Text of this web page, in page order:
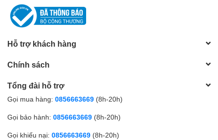
Hỗ trợ khách hàng
Chính sách
Tổng đài hỗ trợ
Gọi mua hàng: 0856663669 (8h-20h)
Gọi bảo hành: 0856663669 (8h-20h)
Gọi khiếu nại: 0856663669 (8h-20h)